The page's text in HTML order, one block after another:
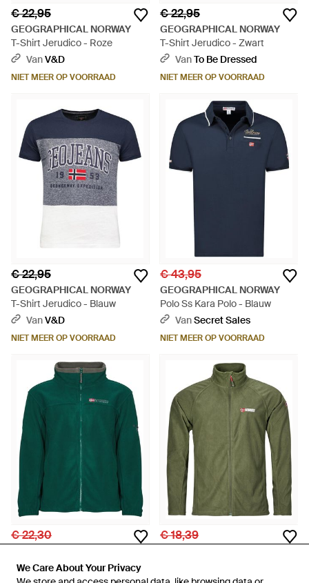
We Care About Your Privacy
We Care About Your Privacy
€ 22,95
GEOGRAPHICAL NORWAY
T-Shirt Jerudico - Roze
VanV&D
NIET MEER OP VOORRAAD
€ 22,95
GEOGRAPHICAL NORWAY
T-Shirt Jerudico - Zwart
VanTo Be Dressed
NIET MEER OP VOORRAAD
€ 22,95
GEOGRAPHICAL NORWAY
T-Shirt Jerudico - Blauw
VanV&D
NIET MEER OP VOORRAAD
€ 43,95
GEOGRAPHICAL NORWAY
Polo Ss Kara Polo - Blauw
VanSecret Sales
NIET MEER OP VOORRAAD
€ 22,30
Fleece Jack Tamazonie -
Groen
€ 18,39